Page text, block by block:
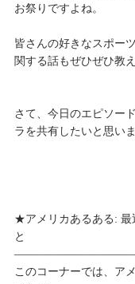
お祭りですよね。
皆さんの好きなスポー
関する話もぜひぜひ教
さて、今日のエピソー
ラを共有したいと思いま
★アメリカあるある: 最
と
このコーナーでは、ア